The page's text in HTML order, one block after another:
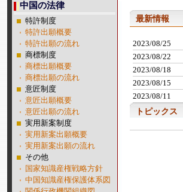
中国の法律
特許制度
特許出願概要
特許出願の流れ
商標制度
商標出願概要
商標出願の流れ
意匠制度
意匠出願概要
意匠出願の流れ
実用新案制度
実用新案出願概要
実用新案出願の流れ
その他
国家知識産権戦略方針
中国知識産権保護体系図